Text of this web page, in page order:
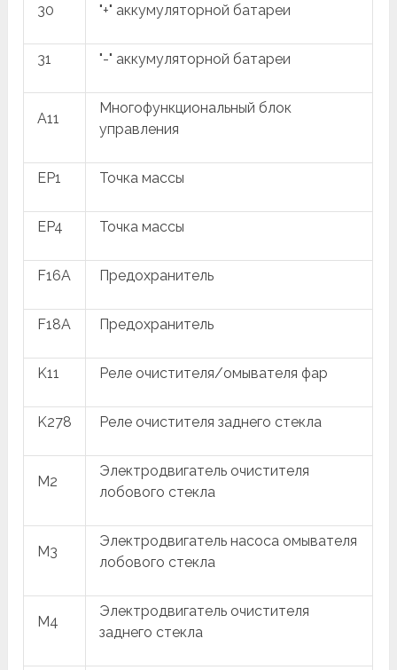
30 "+" аккумуляторной батареи
31 "-" аккумуляторной батареи
A11
Многофункциональный блок
управления
EP1 Точка массы
EP4 Точка массы
F16A Предохранитель
F18A Предохранитель
K11 Реле очистителя/омывателя фар
K278 Реле очистителя заднего стекла
M2
Электродвигатель очистителя
лобового стекла
M3
Электродвигатель насоса омывателя
лобового стекла
M4
Электродвигатель очистителя
заднего стекла